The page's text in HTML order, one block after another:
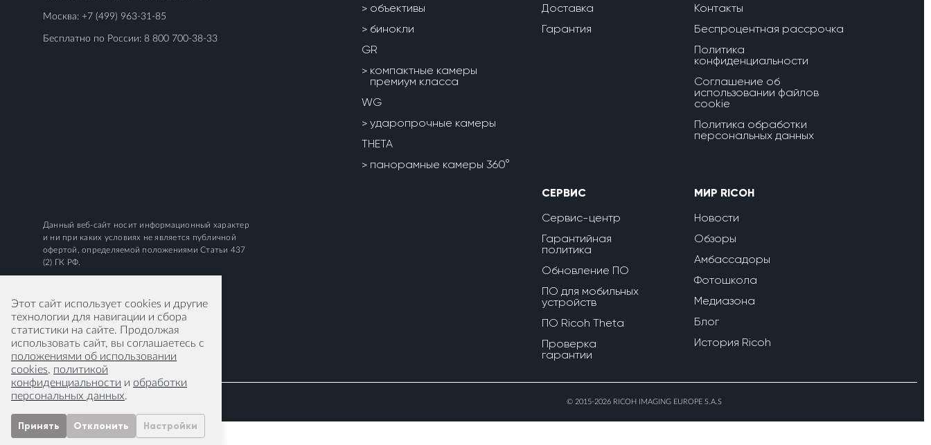
Москва: +7 (499) 963-31-85
Бесплатно по России: 8 800 700-38-33
объективы
бинокли
GR
компактные камеры
премиум класса
WG
ударопрочные камеры
THETA
панорамные камеры 360°
Доставка
Гарантия
Контакты
Беспроцентная рассрочка
Политика
конфиденциальности
Соглашение об
использовании файлов
cookie
Политика обработки
персональных данных
СЕРВИС
Сервис-центр
Гарантийная
политика
Обновление ПО
ПО для мобильных
устройств
ПО Ricoh Theta
Проверка
гарантии
МИР RICOH
Новости
Обзоры
Амбассадоры
Фотошкола
Медиазона
Блог
История Ricoh
Данный веб-сайт носит информационный характер
и ни при каких условиях не является публичной
офертой, определяемой положениями Статьи 437
(2) ГК РФ.
© 2015-2026 RICOH IMAGING EUROPE S.A.S
Этот сайт использует cookies и другие
технологии для навигации и сбора
статистики на сайте. Продолжая
использовать сайт, вы соглашаетесь с
положениями об использовании
cookies, политикой
конфиденциальности и обработки
персональных данных.
Принять Отклонить Настройки